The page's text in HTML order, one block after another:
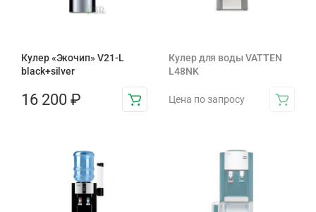
Кулер «Экочип» V21-L
black+silver
16 200 ₽
Кулер для воды VATTEN
L48NK
Цена по запросу